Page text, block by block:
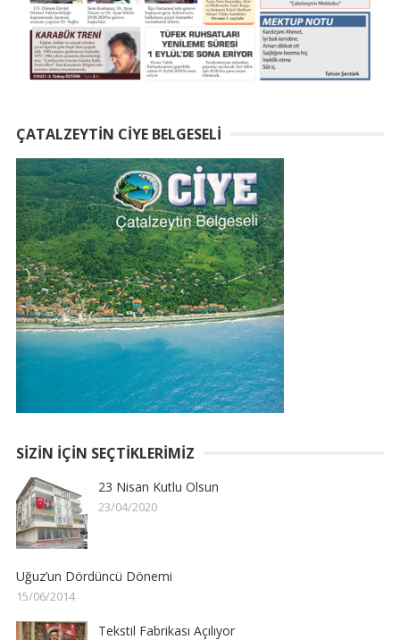
ÇATALZEYTIN CIYE BELGESELI
SIZIN İÇIN SEÇTIKLERIMIZ
23 Nisan Kutlu Olsun
23/04/2020
Uğuz’un Dördüncü Dönemi
15/06/2014
Tekstil Fabrikası Açılıyor